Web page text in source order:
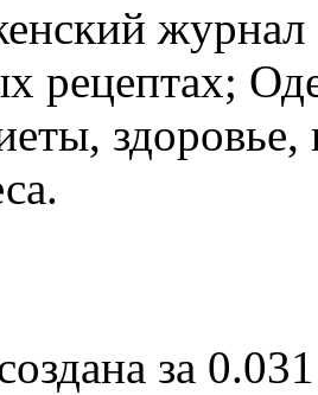
журнал
рецептах;
за